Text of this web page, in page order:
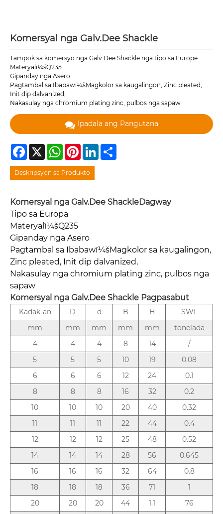
Komersyal nga Galv.Dee Shackle
Tampok sa komersyo nga Galv.Dee Shackle nga tipo sa Europe
Materyalï¼šQ235
Gipanday nga Asero
Pagtambal sa Ibabawï¼šMagkolor sa kaugalingon, Zinc pleated,
Init dip dalvanized,
Nakasulay nga chromium plating zinc, pulbos nga sapaw
Ipadala ang Pangutana
Facebook
X WhatsAppPinterestLinkedIn
Deskripsyon sa Produkto
Komersyal nga Galv.Dee ShackleDagway
Tipo sa Europa
Materyalï¼šQ235
Gipanday nga Asero
Pagtambal sa Ibabawï¼šMagkolor sa kaugalingon,
Zinc pleated, Init dip dalvanized,
Nakasulay nga chromium plating zinc, pulbos nga
sapaw
Komersyal nga Galv.Dee Shackle Pagpasabut
Kadak-an D d B H
SWL
mm
mm mm mm mm
tonelada
4
4 4 8 14
/
5
5 5 10 19
0.08
6
6 6 12 24
0.1
8
8 8 16 32
0.2
10
10 10 20 40
0.32
11
11 11 22 44
0.4
12
12 12 25 48
0.52
14
14 14 28 56
0.645
16
16 16 32 64
0.8
18
18 18 36 71
1
20
20 20 44 1.1
76